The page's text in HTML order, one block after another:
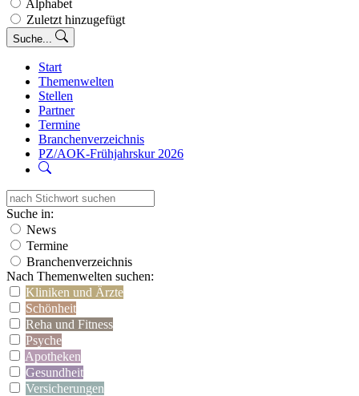
Alphabet
Zuletzt hinzugefügt
Suche...
Start
Themenwelten
Stellen
Partner
Termine
Branchenverzeichnis
PZ/AOK-Frühjahrskur 2026
Suche in:
News
Termine
Branchenverzeichnis
Nach Themenwelten suchen:
Kliniken und Ärzte
Schönheit
Reha und Fitness
Psyche
Apotheken
Gesundheit
Versicherungen